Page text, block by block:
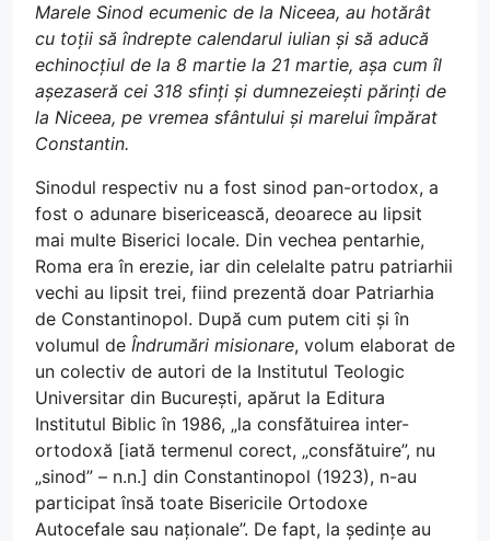
Marele Sinod ecumenic de la Niceea, au hotărât
cu toții să îndrepte calendarul iulian și să aducă
echinocțiul de la 8 martie la 21 martie, așa cum îl
așezaseră cei 318 sfinți și dumnezeiești părinți de
la Niceea, pe vremea sfântului și marelui împărat
Constantin.
Sinodul respectiv nu a fost sinod pan-ortodox, a
fost o adunare bisericească, deoarece au lipsit
mai multe Biserici locale. Din vechea pentarhie,
Roma era în erezie, iar din celelalte patru patriarhii
vechi au lipsit trei, fiind prezentă doar Patriarhia
de Constantinopol. După cum putem citi și în
volumul de Îndrumări misionare, volum elaborat de
un colectiv de autori de la Institutul Teologic
Universitar din București, apărut la Editura
Institutul Biblic în 1986, „la consfătuirea inter-
ortodoxă [iată termenul corect, „consfătuire”, nu
„sinod” – n.n.] din Constantinopol (1923), n-au
participat însă toate Bisericile Ortodoxe
Autocefale sau naționale”. De fapt, la ședințe au